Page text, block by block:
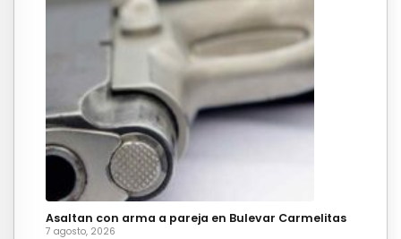
Asaltan con arma a pareja en Bulevar Carmelitas
7 agosto, 2026